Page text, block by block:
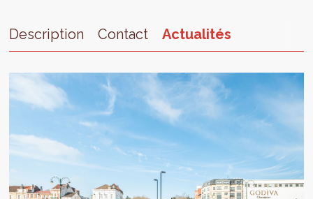
Description Contact Actualités